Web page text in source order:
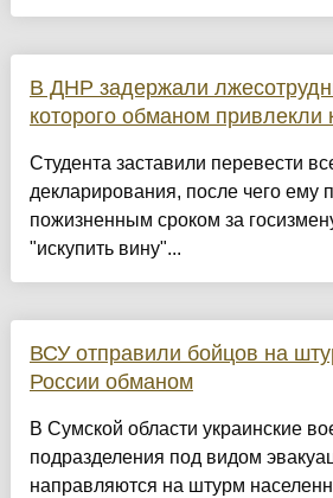
В ДНР задержали
которого обманом привлекли
Студента заставили перевести
декларирования, после чего ему
пожизненным сроком за
"искупить вину"...
ВСУ отправили бойцов на
России обманом
В Сумской области украинские
подразделения под видом
направляются на штурм